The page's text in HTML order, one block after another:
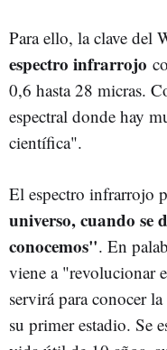
Para ello, la clave del
espectro infrarrojo
0,6 hasta 28 micras.
espectral donde hay
científica".
El espectro infrarrojo
universo, cuando se
conocemos". En
viene a "revolucionar
servirá para conocer
su primer estadio. Se